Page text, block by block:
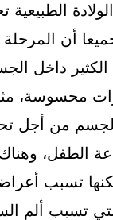
أن المرحلة
الكثير داخل
محسوسة،
الجسم من أجل
الطفل،
تسبب
تسبب ألم